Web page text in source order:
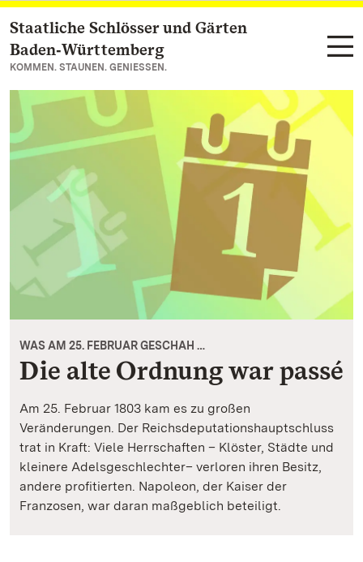
Zum Hauptinhalt springen
Staatliche Schlösser und Gärten
Baden‑Württemberg
KOMMEN. STAUNEN. GENIESSEN.
WAS AM 25. FEBRUAR GESCHAH …
Die alte Ordnung war passé
Am 25. Februar 1803 kam es zu großen
Veränderungen. Der Reichsdeputationshauptschluss
trat in Kraft: Viele Herrschaften – Klöster, Städte und
kleinere Adelsgeschlechter– verloren ihren Besitz,
andere profitierten. Napoleon, der Kaiser der
Franzosen, war daran maßgeblich beteiligt.